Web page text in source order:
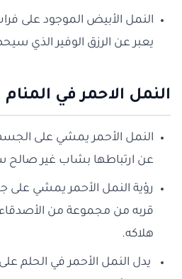
النمل الأبيض الموجود
يعبر عن الرزق الوفير الذي
النمل الاحمر في المنام
النمل الأحمر يمشي على الجسم
عن ارتباطها بشاب غير
رؤية النمل الأحمر يمشي على
قربه من مجموعة من الأصدقاء
هلاكه.
يدل النمل الأحمر في الحلم